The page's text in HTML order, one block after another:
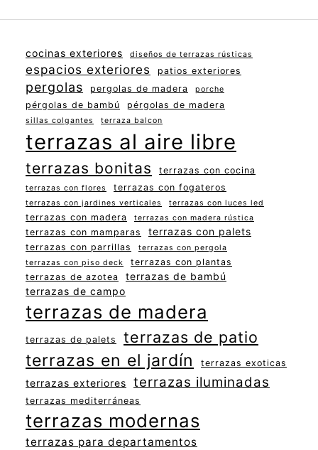
cocinas exteriores diseños de terrazas rústicas
espacios exteriores patios exteriores
pergolas pergolas de madera porche
pérgolas de bambú pérgolas de madera
sillas colgantes terraza balcon
terrazas al aire libre
terrazas bonitas terrazas con cocina
terrazas con flores terrazas con fogateros
terrazas con jardines verticales terrazas con luces led
terrazas con madera terrazas con madera rústica
terrazas con mamparas terrazas con palets
terrazas con parrillas
terrazas con pergola
terrazas con piso deck
terrazas con plantas
terrazas de azotea
terrazas de bambú
terrazas de campo
terrazas de madera
terrazas de palets terrazas de patio
terrazas en el jardín terrazas exoticas
terrazas exteriores terrazas iluminadas
terrazas mediterráneas
terrazas modernas
terrazas para departamentos